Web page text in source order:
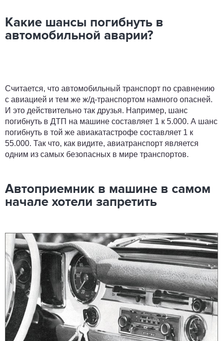
Какие шансы погибнуть в
автомобильной аварии?
Считается, что автомобильный транспорт по сравнению
с авиацией и тем же ж/д-транспортом намного опасней.
И это действительно так друзья. Например, шанс
погибнуть в ДТП на машине составляет 1 к 5.000. А шанс
погибнуть в той же авиакатастрофе составляет 1 к
55.000. Так что, как видите, авиатранспорт является
одним из самых безопасных в мире транспортов.
Автоприемник в машине в самом
начале хотели запретить